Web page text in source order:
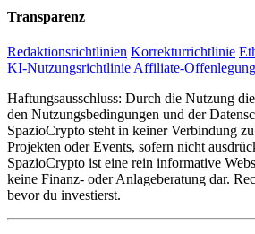
Transparenz
Redaktionsrichtlinien Korrekturrichtlinie
KI-Nutzungsrichtlinie Affiliate-Offenlegung
Haftungsausschluss: Durch die Nutzung
den Nutzungsbedingungen und der
SpazioCrypto steht in keiner Verbindung
Projekten oder Events, sofern nicht
SpazioCrypto ist eine rein informative
keine Finanz- oder Anlageberatung dar.
bevor du investierst.